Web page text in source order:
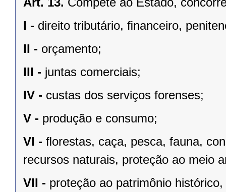
I - direito tributário, ﬁnanceiro,
II - orçamento;
III - juntas comerciais;
IV - custas dos serviços forenses;
V - produção e consumo;
VI - ﬂorestas, caça, pesca, fauna,
recursos naturais, proteção ao meio
VII - proteção ao patrimônio